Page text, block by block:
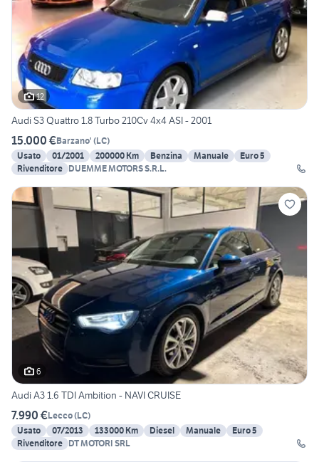
12
Audi S3 Quattro 1.8 Turbo 210Cv 4x4 ASI - 2001
15.000 €Barzano' (LC)
Usato
01/2001 200000 Km Benzina Manuale
Euro 5
Rivenditore DUEMME MOTORS S.R.L.
6
Audi A3 1.6 TDI Ambition - NAVI CRUISE
7.990 €Lecco(LC)
Usato
07/2013 133000 Km Diesel Manuale
Euro 5
Rivenditore DT MOTORI SRL